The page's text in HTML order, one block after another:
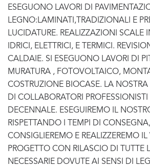
ESEGUONO LAVORI DI
LEGNO:LAMINATI,TRADIZIONALI E
LUCIDATURE. REALIZZAZIONI SCALE
IDRICI, ELETTRICI, E TERMICI.
CALDAIE. SI ESEGUONO LAVORI DI
MURATURA , FOTOVOLTAICO,
COSTRUZIONE BIOCASE. LA NOSTRA
DI COLLABORATORI
DECENNALE. ESEGUIREMO IL
RISPETTANDO I TEMPI DI
CONSIGLIEREMO E REALIZZEREMO IL
PROGETTO CON RILASCIO DI TUTTE
NECESSARIE DOVUTE AI SENSI DI